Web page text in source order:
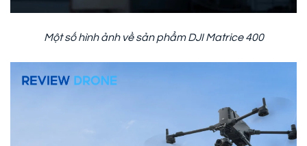
Một số hình ảnh về sản phẩm DJI Matrice 400